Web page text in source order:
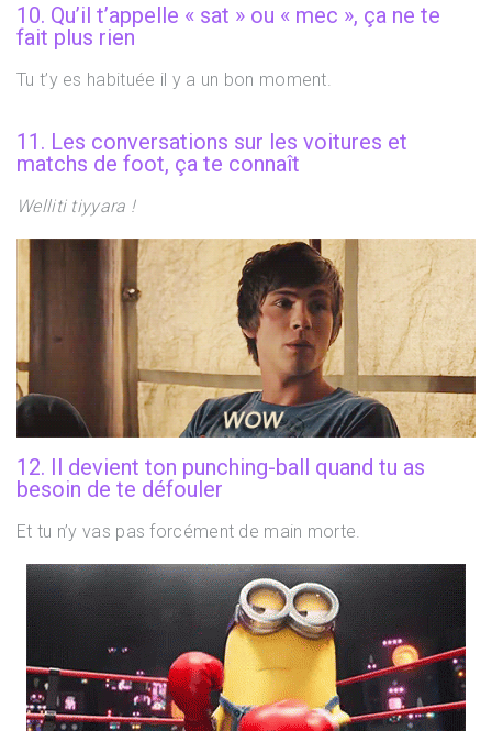
10. Qu’il t’appelle « sat » ou « mec », ça ne te
fait plus rien
Tu t’y es habituée il y a un bon moment.
11. Les conversations sur les voitures et
matchs de foot, ça te connaît
Welliti tiyyara !
12. Il devient ton punching-ball quand tu as
besoin de te défouler
Et tu n’y vas pas forcément de main morte.